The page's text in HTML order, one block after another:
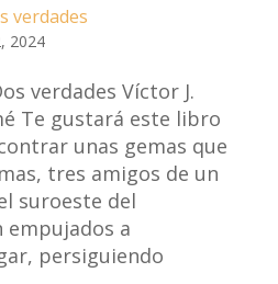
verdades
2024
verdades Víctor J.
Te gustará este libro
unas gemas que
tres amigos de un
suroeste del
empujados a
persiguiendo